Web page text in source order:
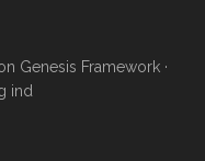
Genesis Framework·
ind